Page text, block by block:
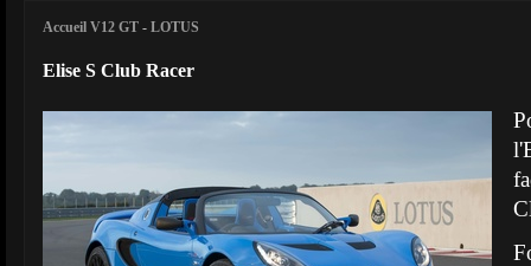
Accueil V12 GT - LOTUS
Elise S Club Racer